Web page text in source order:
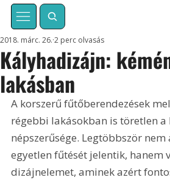
Kályhadizájn:
lakásban
2018. márc. 26. 2 perc olvasás
A korszerű fűtőberendezések
régebbi lakásokban is töretlen
népszerűsége. Legtöbbször nem
egyetlen fűtését jelentik, hanem
dizájnelemet, aminek azért